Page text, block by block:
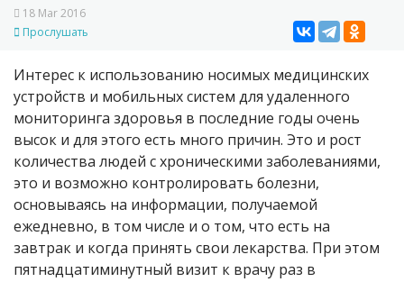
18 Mar 2016
Прослушать
Интерес к использованию носимых медицинских
устройств и мобильных систем для удаленного
мониторинга здоровья в последние годы очень
высок и для этого есть много причин. Это и рост
количества людей с хроническими заболеваниями,
это и возможно контролировать болезни,
основываясь на информации, получаемой
ежедневно, в том числе и о том, что есть на
завтрак и когда принять свои лекарства. При этом
пятнадцатиминутный визит к врачу раз в